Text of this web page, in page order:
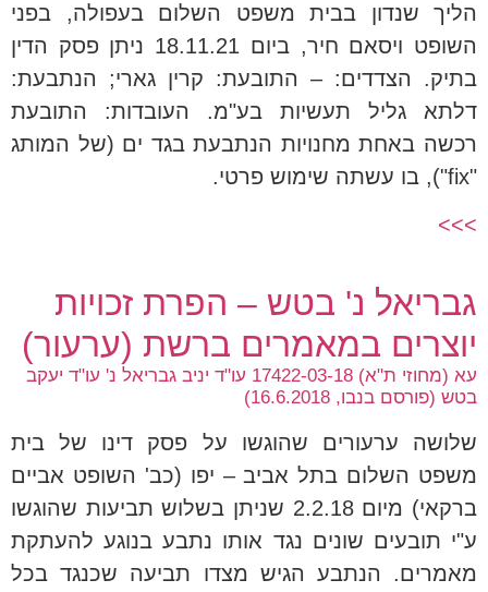
הליך שנדון בבית משפט השלום בעפולה, בפני
השופט ויסאם חיר, ביום 18.11.21 ניתן פסק הדין
בתיק. הצדדים: – התובעת: קרין גארי; הנתבעת:
דלתא גליל תעשיות בע"מ. העובדות: התובעת
רכשה באחת מחנויות הנתבעת בגד ים (של המותג
"fix"), בו עשתה שימוש פרטי.
>>>
גבריאל נ' בטש – הפרת זכויות
יוצרים במאמרים ברשת (ערעור)
עא (מחוזי ת"א) 17422-03-18 עו"ד יניב גבריאל נ' עו"ד יעקב
בטש (פורסם בנבו, 16.6.2018)
שלושה ערעורים שהוגשו על פסק דינו של בית
משפט השלום בתל אביב – יפו (כב' השופט אביים
ברקאי) מיום 2.2.18 שניתן בשלוש תביעות שהוגשו
ע"י תובעים שונים נגד אותו נתבע בנוגע להעתקת
מאמרים. הנתבע הגיש מצדו תביעה שכנגד בכל